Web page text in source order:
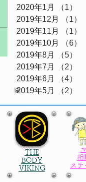
2020年1月
（1）
2019年12月
（1）
2019年11月
（1）
2019年10月
（6）
2019年8月
（5）
2019年7月
（2）
2019年6月
（4）
2019年5月
（2） 2
THE
BODY
VIKING
相
ステ